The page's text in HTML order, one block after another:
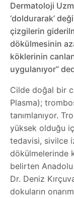
Dermatoloji
‘doldurarak’
çizgilerin
dökülmesinin
köklerinin
uygulanıyor”
Cilde doğal bir
Plasma);
tanımlanıyor.
yüksek olduğu
tedavisi, sivilce
dökülmelerinde
belirten
Dr. Deniz
dokuların